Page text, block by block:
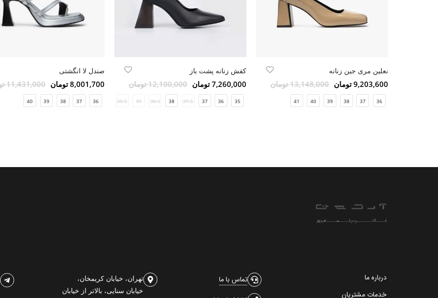
نعلین مری جین زنانه
9,203,600 تومان 13,148,000 تومان
36
37
38
39
40
41
کفش زنانه پشت باز
7,260,000 تومان 12,100,000 تومان
35
36
37
37.5
38
38.5
39
39.5
صندل لا انگشتی
8,001,700 تومان 11,431,000 تومان
36
37
38
39
40
درباره ما
خدمات مشتریان
تماس با ما
تهران، خیابان کریمخان،
خیابان سنایی، بالاتر از خیابان